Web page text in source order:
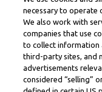
necessary to operate
We also work with
companies that use
to collect information
third-party sites, and
advertisements
considered “selling”